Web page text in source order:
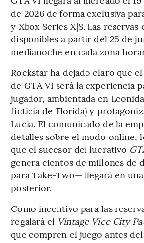
de 2026 de forma exclusiva
y Xbox Series X|S. Las reservas
disponibles a partir del 25 de
medianoche en cada zona
Rockstar ha dejado claro que
de GTA VI será la experiencia
jugador, ambientada en
ficticia de Florida) y
Lucia. El comunicado de la
detalles sobre el modo online,
que el sucesor del lucrativo
genera cientos de millones de
para Take-Two— llegará en
posterior.
Como incentivo para las
regalará el Vintage Vice City
que compren el juego antes